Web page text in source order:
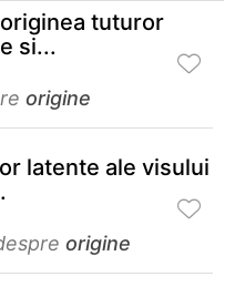
tuturor
si...
origine
latente ale visului
origine